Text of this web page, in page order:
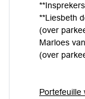
**Liesbeth
(over
Marloes
(over
Portefeuille